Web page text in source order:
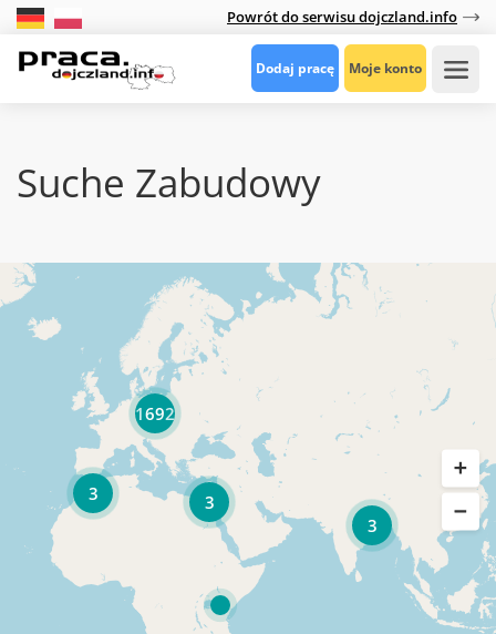
Powrót do serwisu dojczland.info
Dodaj pracę Moje konto
Suche Zabudowy
3
3
3
1692